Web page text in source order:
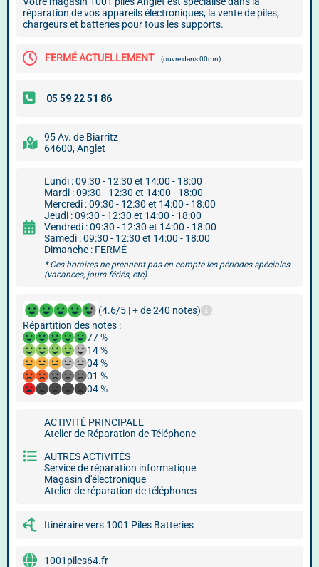
réparation de vos appareils électroniques, la vente de piles,
chargeurs et batteries pour tous les supports.
FERMÉ ACTUELLEMENT (ouvre dans 00mn)
95 Av. de Biarritz
64600, Anglet
Lundi : 09:30 - 12:30 et 14:00 - 18:00
Mardi : 09:30 - 12:30 et 14:00 - 18:00
Mercredi : 09:30 - 12:30 et 14:00 - 18:00
Jeudi : 09:30 - 12:30 et 14:00 - 18:00
Vendredi : 09:30 - 12:30 et 14:00 - 18:00
Samedi : 09:30 - 12:30 et 14:00 - 18:00
Dimanche : FERMÉ
* Ces horaires ne prennent pas en compte les périodes spéciales
(vacances, jours fériés, etc).
(4.6/5 | + de 240 notes)
Répartition des notes :
77 %
14 %
04 %
01 %
04 %
ACTIVITÉ PRINCIPALE
Atelier de Réparation de Téléphone
AUTRES ACTIVITÉS
Service de réparation informatique
Magasin d'électronique
Atelier de réparation de téléphones
Itinéraire vers 1001 Piles Batteries
1001piles64.fr